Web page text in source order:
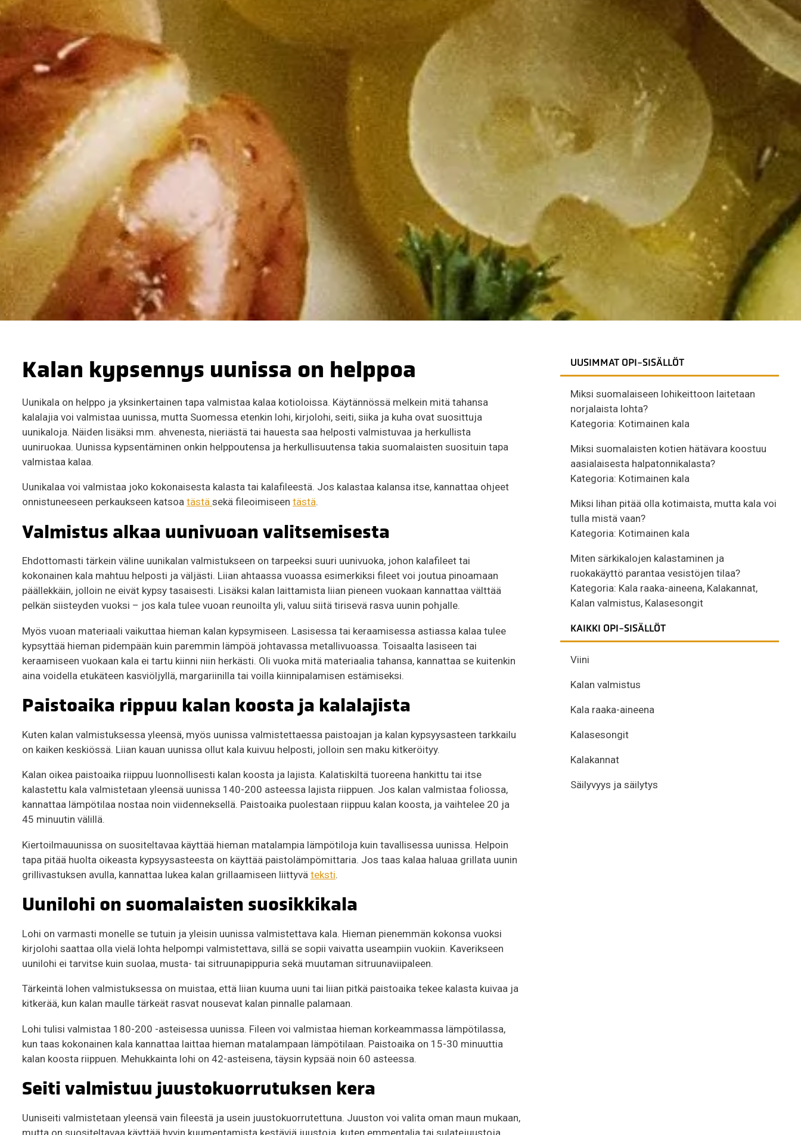
Kalan kypsennys uunissa on helppoa
Uunikala on helppo ja yksinkertainen tapa valmistaa kalaa kotioloissa. Käytännössä melkein mitä tahansa
kalalajia voi valmistaa uunissa, mutta Suomessa etenkin lohi, kirjolohi, seiti, siika ja kuha ovat suosittuja
uunikaloja. Näiden lisäksi mm. ahvenesta, nieriästä tai hauesta saa helposti valmistuvaa ja herkullista
uuniruokaa. Uunissa kypsentäminen onkin helppoutensa ja herkullisuutensa takia suomalaisten suosituin tapa
valmistaa kalaa.
Uunikalaa voi valmistaa joko kokonaisesta kalasta tai kalafileestä. Jos kalastaa kalansa itse, kannattaa ohjeet
onnistuneeseen perkaukseen katsoa tästä sekä fileoimiseen tästä.
Valmistus alkaa uunivuoan valitsemisesta
Ehdottomasti tärkein väline uunikalan valmistukseen on tarpeeksi suuri uunivuoka, johon kalafileet tai
kokonainen kala mahtuu helposti ja väljästi. Liian ahtaassa vuoassa esimerkiksi fileet voi joutua pinoamaan
päällekkäin, jolloin ne eivät kypsy tasaisesti. Lisäksi kalan laittamista liian pieneen vuokaan kannattaa välttää
pelkän siisteyden vuoksi – jos kala tulee vuoan reunoilta yli, valuu siitä tirisevä rasva uunin pohjalle.
Myös vuoan materiaali vaikuttaa hieman kalan kypsymiseen. Lasisessa tai keraamisessa astiassa kalaa tulee
kypsyttää hieman pidempään kuin paremmin lämpöä johtavassa metallivuoassa. Toisaalta lasiseen tai
keraamiseen vuokaan kala ei tartu kiinni niin herkästi. Oli vuoka mitä materiaalia tahansa, kannattaa se kuitenkin
aina voidella etukäteen kasviöljyllä, margariinilla tai voilla kiinnipalamisen estämiseksi.
Paistoaika rippuu kalan koosta ja kalalajista
Kuten kalan valmistuksessa yleensä, myös uunissa valmistettaessa paistoajan ja kalan kypsyysasteen tarkkailu
on kaiken keskiössä. Liian kauan uunissa ollut kala kuivuu helposti, jolloin sen maku kitkeröityy.
Kalan oikea paistoaika riippuu luonnollisesti kalan koosta ja lajista. Kalatiskiltä tuoreena hankittu tai itse
kalastettu kala valmistetaan yleensä uunissa 140-200 asteessa lajista riippuen. Jos kalan valmistaa foliossa,
kannattaa lämpötilaa nostaa noin viidenneksellä. Paistoaika puolestaan riippuu kalan koosta, ja vaihtelee 20 ja
45 minuutin välillä.
Kiertoilmauunissa on suositeltavaa käyttää hieman matalampia lämpötiloja kuin tavallisessa uunissa. Helpoin
tapa pitää huolta oikeasta kypsyysasteesta on käyttää paistolämpömittaria. Jos taas kalaa haluaa grillata uunin
grillivastuksen avulla, kannattaa lukea kalan grillaamiseen liittyvä teksti.
Uunilohi on suomalaisten suosikkikala
Lohi on varmasti monelle se tutuin ja yleisin uunissa valmistettava kala. Hieman pienemmän kokonsa vuoksi
kirjolohi saattaa olla vielä lohta helpompi valmistettava, sillä se sopii vaivatta useampiin vuokiin. Kaverikseen
uunilohi ei tarvitse kuin suolaa, musta- tai sitruunapippuria sekä muutaman sitruunaviipaleen.
Tärkeintä lohen valmistuksessa on muistaa, että liian kuuma uuni tai liian pitkä paistoaika tekee kalasta kuivaa ja
kitkerää, kun kalan maulle tärkeät rasvat nousevat kalan pinnalle palamaan.
Lohi tulisi valmistaa 180-200 -asteisessa uunissa. Fileen voi valmistaa hieman korkeammassa lämpötilassa,
kun taas kokonainen kala kannattaa laittaa hieman matalampaan lämpötilaan. Paistoaika on 15-30 minuuttia
kalan koosta riippuen. Mehukkainta lohi on 42-asteisena, täysin kypsää noin 60 asteessa.
Seiti valmistuu juustokuorrutuksen kera
Uuniseiti valmistetaan yleensä vain fileestä ja usein juustokuorrutettuna. Juuston voi valita oman maun mukaan,
mutta on suositeltavaa käyttää hyvin kuumentamista kestäviä juustoja, kuten emmentalia tai sulatejuustoja.
UUSIMMAT OPI-SISÄLLÖT
Miksi suomalaiseen lohikeittoon laitetaan
norjalaista lohta?
Kategoria: Kotimainen kala
Miksi suomalaisten kotien hätävara koostuu
aasialaisesta halpatonnikalasta?
Kategoria: Kotimainen kala
Miksi lihan pitää olla kotimaista, mutta kala voi
tulla mistä vaan?
Kategoria: Kotimainen kala
Miten särkikalojen kalastaminen ja
ruokakäyttö parantaa vesistöjen tilaa?
Kategoria: Kala raaka-aineena, Kalakannat,
Kalan valmistus, Kalasesongit
KAIKKI OPI-SISÄLLÖT
Viini
Kalan valmistus
Kala raaka-aineena
Kalasesongit
Kalakannat
Säilyvyys ja säilytys